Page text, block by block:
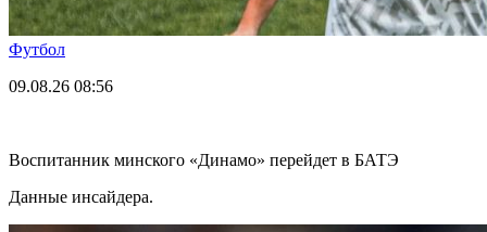
Футбол
09.08.26 08:56
Воспитанник минского «Динамо» перейдет в БАТЭ
Данные инсайдера.